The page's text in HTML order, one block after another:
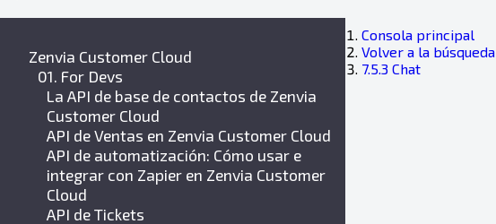
Consola principal
Volver a la búsqueda
7.5.3 Chat
Zenvia Customer Cloud
01. For Devs
La API de base de contactos de Zenvia
Customer Cloud
API de Ventas en Zenvia Customer Cloud
API de automatización: Cómo usar e
integrar con Zapier en Zenvia Customer
Cloud
API de Tickets